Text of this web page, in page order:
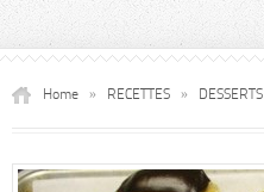
Home » RECETTES » DESSERTS